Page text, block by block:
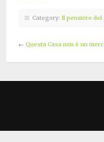
Category: Il pensiero del
← Questa Casa non è un